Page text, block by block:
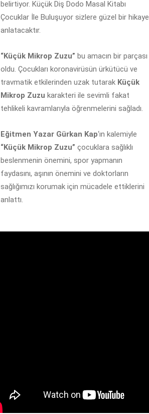
belirtiyor. Küçük Diş Dodo Masal Kitabı
Çocuklar İle Buluşuyor sizlere güzel bir hikaye
anlatacaktır.
“Küçük Mikrop Zuzu” bu amacın bir parçası
oldu. Çocukları koronavirüsün ürkütücü ve
travmatik etkilerinden uzak tutarak Küçük
Mikrop Zuzu karakteri ile sevimli fakat
tehlikeli kavramlarıyla öğrenmelerini sağladı.
Eğitmen Yazar Gürkan Kap‘ın kalemiyle
“Küçük Mikrop Zuzu” çocuklara sağlıklı
beslenmenin önemini, spor yapmanın
faydasını, aşının önemini ve doktorların
sağlığımızı korumak için mücadele ettiklerini
anlattı.